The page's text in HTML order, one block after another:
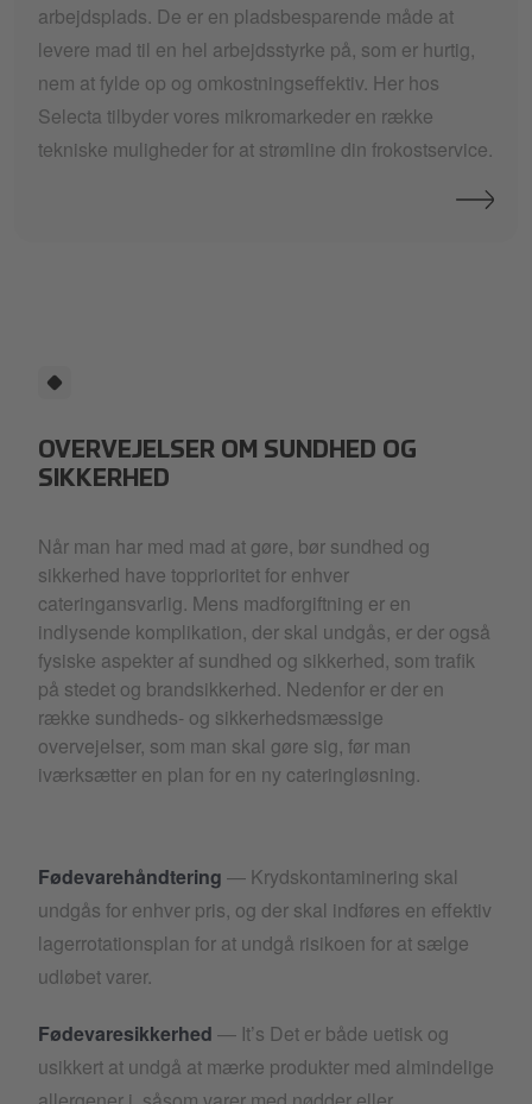
arbejdsplads. De er en pladsbesparende måde at
levere mad til en hel arbejdsstyrke på, som er hurtig,
nem at fylde op og omkostningseffektiv. Her hos
Selecta tilbyder vores mikromarkeder en række
tekniske muligheder for at strømline din frokostservice.
OVERVEJELSER OM SUNDHED OG
SIKKERHED
Når man har med mad at gøre, bør sundhed og
sikkerhed have topprioritet for enhver
cateringansvarlig. Mens madforgiftning er en
indlysende komplikation, der skal undgås, er der også
fysiske aspekter af sundhed og sikkerhed, som trafik
på stedet og brandsikkerhed. Nedenfor er der en
række sundheds- og sikkerhedsmæssige
overvejelser, som man skal gøre sig, før man
iværksætter en plan for en ny cateringløsning.
Fødevarehåndtering — Krydskontaminering skal
undgås for enhver pris, og der skal indføres en effektiv
lagerrotationsplan for at undgå risikoen for at sælge
udløbet varer.
Fødevaresikkerhed — It’s Det er både uetisk og
usikkert at undgå at mærke produkter med almindelige